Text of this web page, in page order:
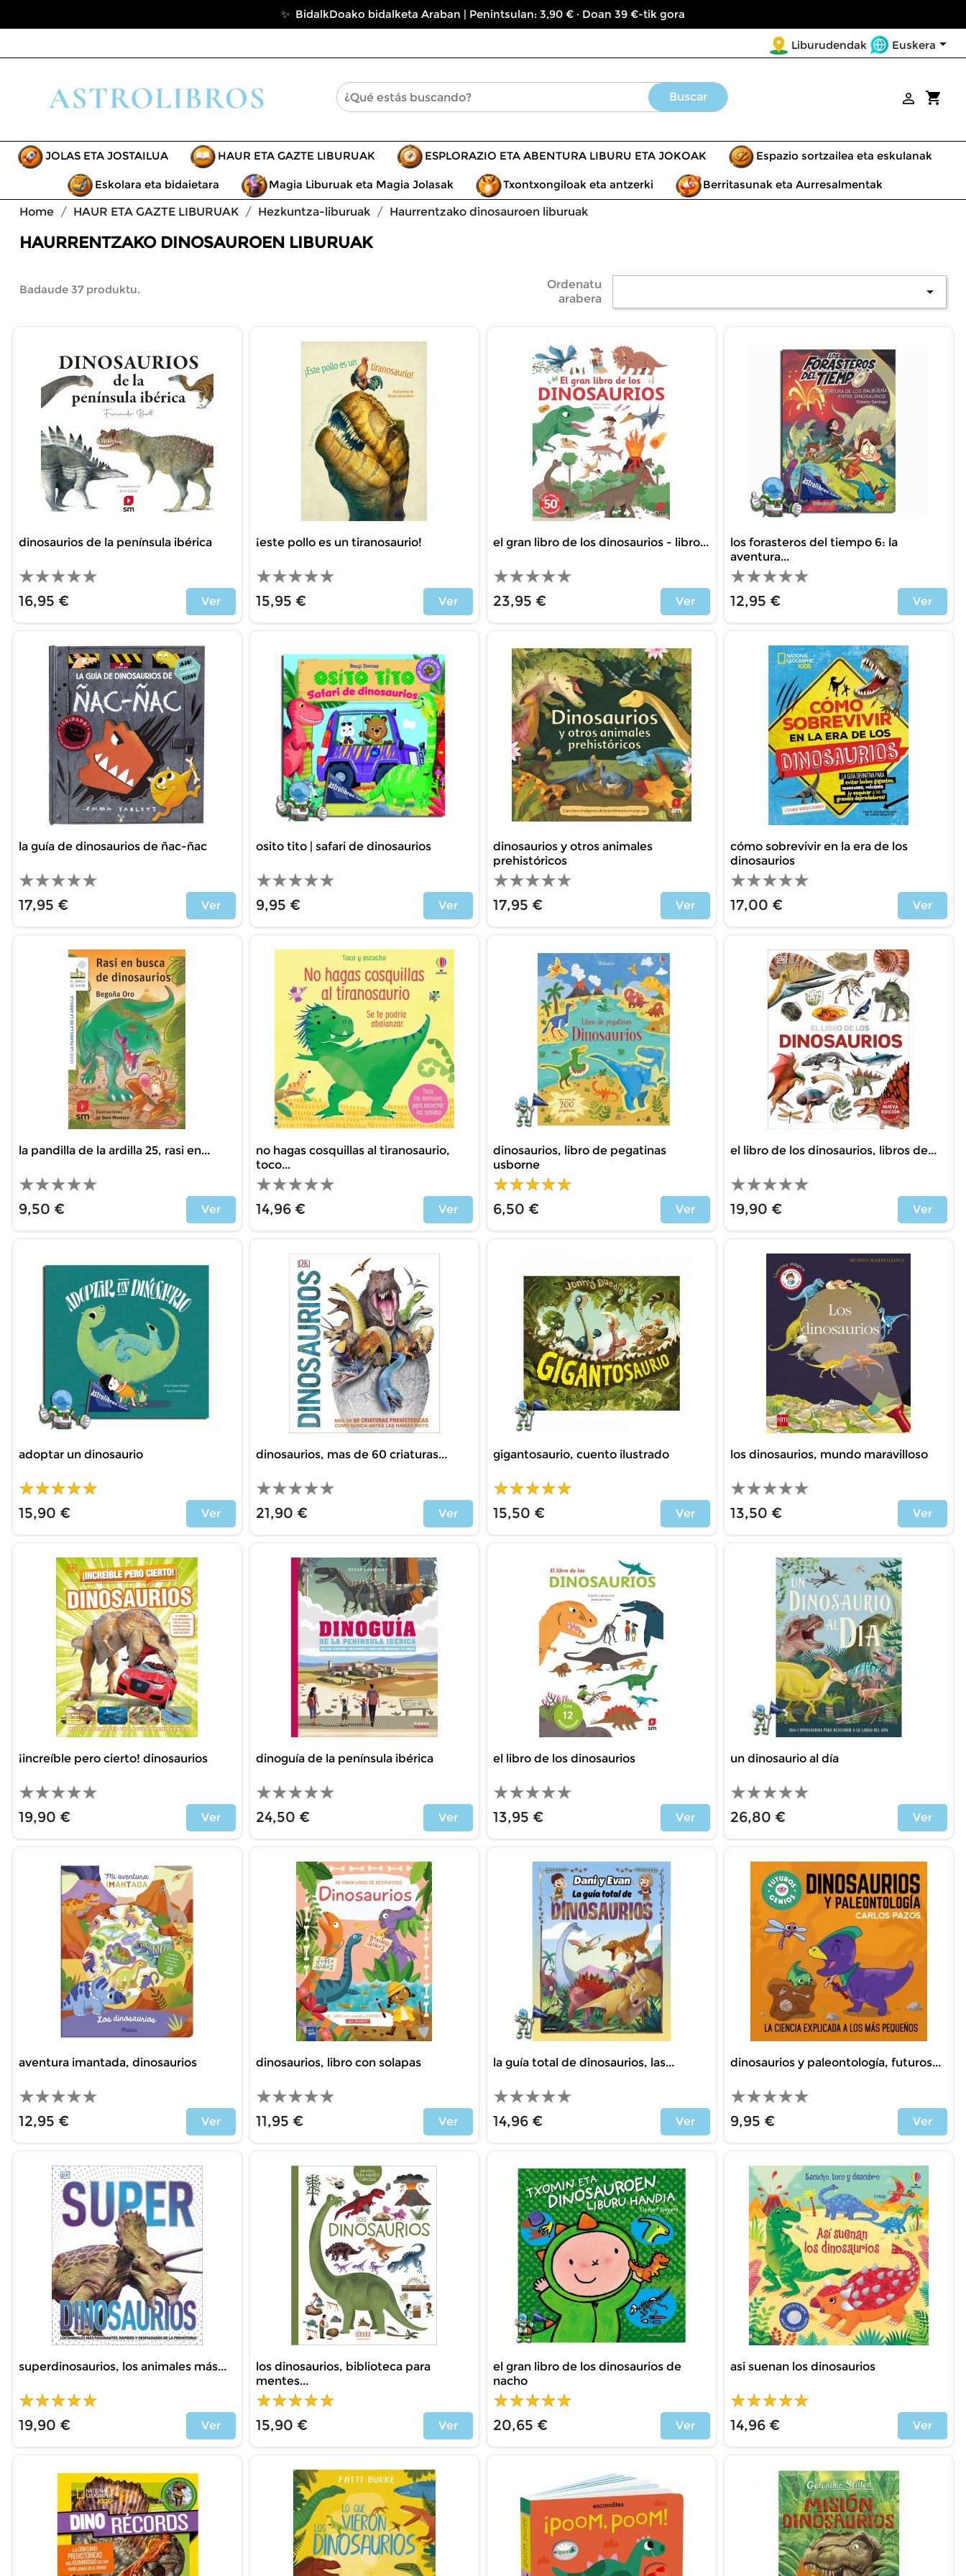
✨ BidalkDoako bidalketa Araban | Penintsulan: 3,90 € · Doan 39 €-tik gora
Liburudendak Euskera
Buscar shopping_cart

JOLAS ETA JOSTAILUA HAUR ETA GAZTE LIBURUAK ESPLORAZIO ETA ABENTURA LIBURU ETA JOKOAK Espazio sortzailea eta eskulanak
Eskolara eta bidaietara Magia Liburuak eta Magia Jolasak Txontxongiloak eta antzerki
Berritasunak eta Aurresalmentak
Home
HAUR ETA GAZTE LIBURUAK Hezkuntza-liburuak Haurrentzako dinosauroen liburuak
HAURRENTZAKO DINOSAUROEN LIBURUAK
Badaude 37 produktu.
Ordenatu
arabera

dinosaurios de la península ibérica
16,95 € Ver
¡este pollo es un tiranosaurio!
15,95 € Ver
el gran libro de los dinosaurios - libro...
23,95 € Ver
los forasteros del tiempo 6: la
aventura...
12,95 € Ver
la guía de dinosaurios de ñac-ñac
17,95 € Ver
osito tito | safari de dinosaurios
9,95 € Ver
dinosaurios y otros animales
prehistóricos
17,95 € Ver
cómo sobrevivir en la era de los
dinosaurios
17,00 € Ver
la pandilla de la ardilla 25, rasi en...
9,50 € Ver
no hagas cosquillas al tiranosaurio,
toco...
14,96 € Ver
dinosaurios, libro de pegatinas
usborne
6,50 € Ver
el libro de los dinosaurios, libros de...
19,90 € Ver
adoptar un dinosaurio
15,90 € Ver
dinosaurios, mas de 60 criaturas...
21,90 € Ver
gigantosaurio, cuento ilustrado
15,50 € Ver
los dinosaurios, mundo maravilloso
13,50 € Ver
¡increíble pero cierto! dinosaurios
19,90 € Ver
dinoguía de la península ibérica
24,50 € Ver
el libro de los dinosaurios
13,95 € Ver
un dinosaurio al día
26,80 € Ver
aventura imantada, dinosaurios
12,95 € Ver
dinosaurios, libro con solapas
11,95 € Ver
la guía total de dinosaurios, las...
14,96 € Ver
dinosaurios y paleontología, futuros...
9,95 € Ver
superdinosaurios, los animales más...
19,90 € Ver
los dinosaurios, biblioteca para
mentes...
15,90 € Ver
el gran libro de los dinosaurios de
nacho
20,65 € Ver
asi suenan los dinosaurios
14,96 € Ver